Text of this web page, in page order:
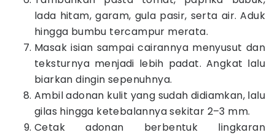
lada hitam, garam, gula pasir, serta air. Aduk
hingga bumbu tercampur merata.
Masak isian sampai cairannya menyusut dan
teksturnya menjadi lebih padat. Angkat lalu
biarkan dingin sepenuhnya.
Ambil adonan kulit yang sudah didiamkan, lalu
gilas hingga ketebalannya sekitar 2–3 mm.
Cetak adonan berbentuk lingkaran